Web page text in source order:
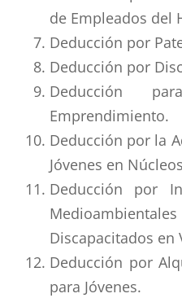
de Empleados del
Deducción por
Deducción por
Deducción
Emprendimiento.
Deducción por la
Jóvenes en
Deducción por
Discapacitados en
Deducción por
para Jóvenes.